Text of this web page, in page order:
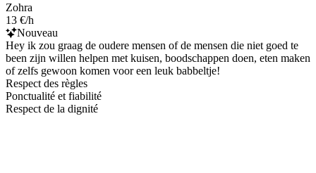
Zohra
13 €/h
Nouveau
Hey ik zou graag de oudere mensen of de mensen die niet goed te
been zijn willen helpen met kuisen, boodschappen doen, eten maken
of zelfs gewoon komen voor een leuk babbeltje!
Respect des règles
Ponctualité et fiabilité
Respect de la dignité